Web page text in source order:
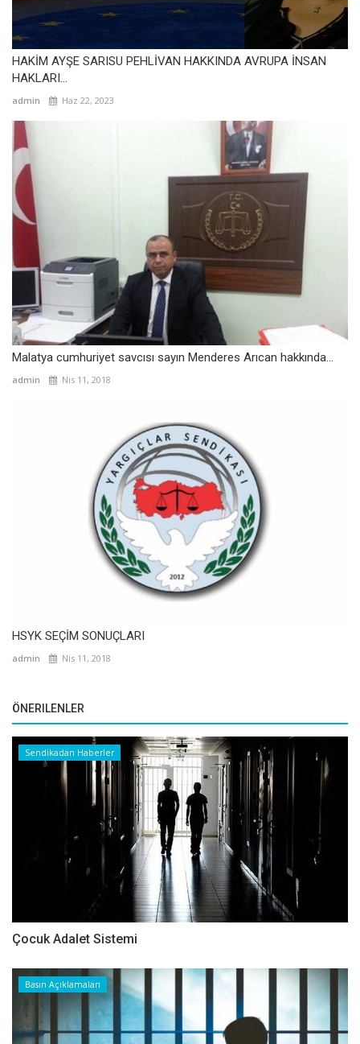
HAKİM AYŞE SARISU PEHLİVAN HAKKINDA AVRUPA İNSAN
HAKLARI...
admin Haz 22, 2023
Malatya cumhuriyet savcısı sayın Menderes Arıcan hakkında...
admin Nis 11, 2018
HSYK SEÇİM SONUÇLARI
admin Nis 11, 2018
ÖNERILENLER
Sendikadan Haberler
Çocuk Adalet Sistemi
Basın Açıklamaları